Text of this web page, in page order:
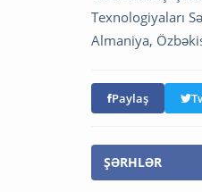
Texnologiyaları
Almaniya,
Paylaş
ŞƏRHLƏR